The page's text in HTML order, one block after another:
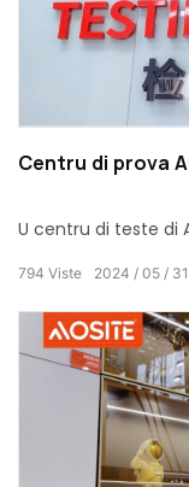
Centru di prova
di alta qualità
U centru di teste di
2024 05 31
794 Viste